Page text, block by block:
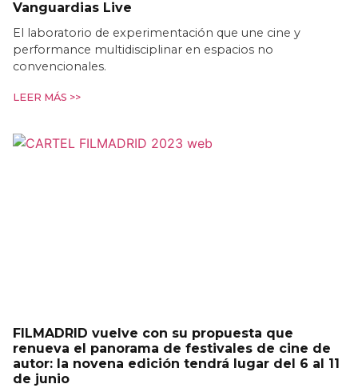
Vanguardias Live
El laboratorio de experimentación que une cine y
performance multidisciplinar en espacios no
convencionales.
LEER MÁS >>
FILMADRID vuelve con su propuesta que
renueva el panorama de festivales de cine de
autor: la novena edición tendrá lugar del 6 al 11
de junio